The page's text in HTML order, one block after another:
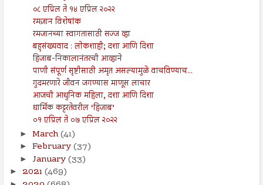
०८ एप्रिल ते १४ एप्रिल २०२२
रमज़ान विशेषांक
रमजानच्या स्वागतासाठी सज्ज व्हा
बहुसंख्यवाद : लोकशाही; दशा आणि दिशा
हिजाब-निकालानंतरची आव्हाने
पाणी संपूर्ण सृष्टीसाठी अमृत असल्यामुळे वाचविण्याच...
गुदमरणारे जीवन जगण्यास माणूस लाचार
आजची आधुनिक महिला, दशा आणि दिशा
धार्मिक कट्टरतेवरील ‘हिजाब’
०१ एप्रिल ते ०७ एप्रिल २०२२
► March(41)
► February(37)
► January(33)
► 2021(469)